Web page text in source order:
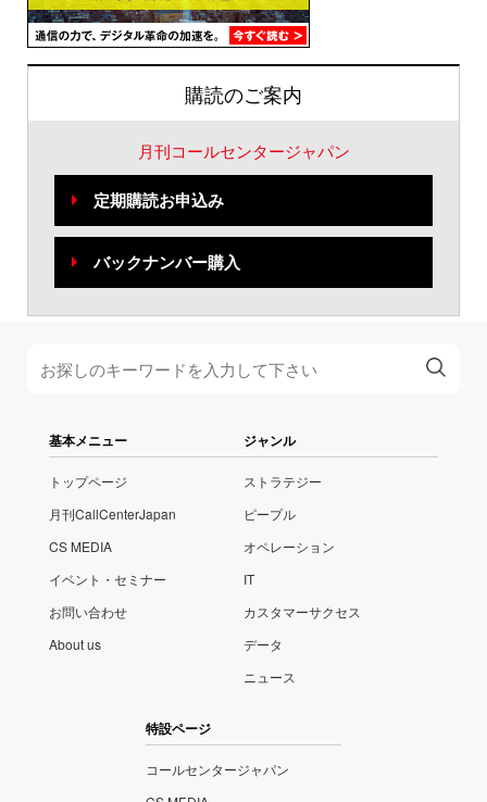
購読のご案内
月刊コールセンタージャパン
定期購読お申込み
バックナンバー購入
基本メニュー
トップページ
月刊CallCenterJapan
CS MEDIA
イベント・セミナー
お問い合わせ
About us
ジャンル
ストラテジー
ピープル
オペレーション
IT
カスタマーサクセス
データ
ニュース
特設ページ
コールセンタージャパン